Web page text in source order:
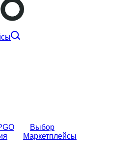
Выбор
Маркетплейсы